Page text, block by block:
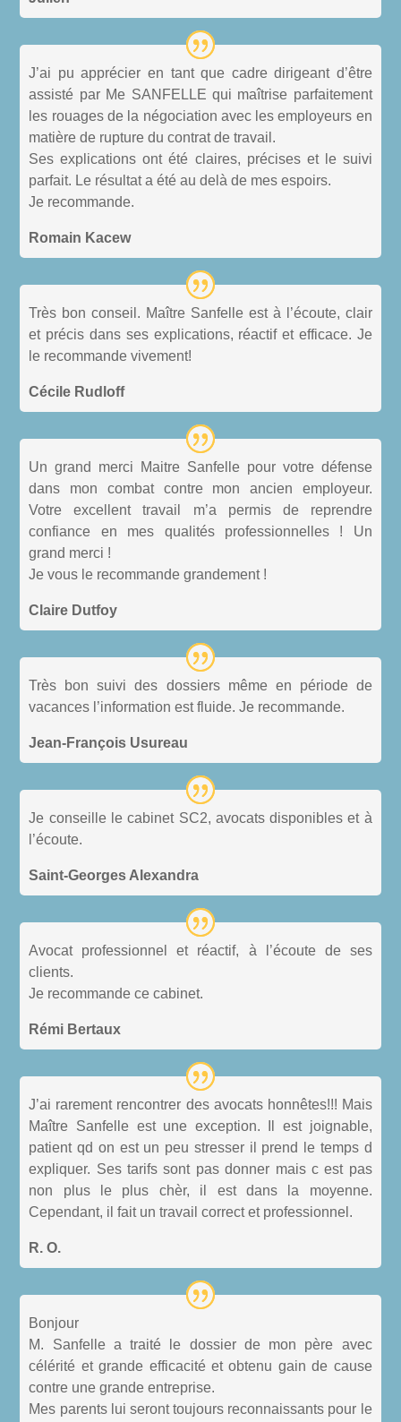
J’ai pu apprécier en tant que cadre dirigeant d’être
assisté par Me SANFELLE qui maîtrise parfaitement
les rouages de la négociation avec les employeurs en
matière de rupture du contrat de travail.
Ses explications ont été claires, précises et le suivi
parfait. Le résultat a été au delà de mes espoirs.
Je recommande.
Romain Kacew
Très bon conseil. Maître Sanfelle est à l’écoute, clair
et précis dans ses explications, réactif et efficace. Je
le recommande vivement!
Cécile Rudloff
Un grand merci Maitre Sanfelle pour votre défense
dans mon combat contre mon ancien employeur.
Votre excellent travail m’a permis de reprendre
confiance en mes qualités professionnelles ! Un
grand merci !
Je vous le recommande grandement !
Claire Dutfoy
Très bon suivi des dossiers même en période de
vacances l’information est fluide. Je recommande.
Jean-François Usureau
Je conseille le cabinet SC2, avocats disponibles et à
l’écoute.
Saint-Georges Alexandra
Avocat professionnel et réactif, à l’écoute de ses
clients.
Je recommande ce cabinet.
Rémi Bertaux
J’ai rarement rencontrer des avocats honnêtes!!! Mais
Maître Sanfelle est une exception. Il est joignable,
patient qd on est un peu stresser il prend le temps d
expliquer. Ses tarifs sont pas donner mais c est pas
non plus le plus chèr, il est dans la moyenne.
Cependant, il fait un travail correct et professionnel.
R. O.
Bonjour
M. Sanfelle a traité le dossier de mon père avec
célérité et grande efficacité et obtenu gain de cause
contre une grande entreprise.
Mes parents lui seront toujours reconnaissants pour le